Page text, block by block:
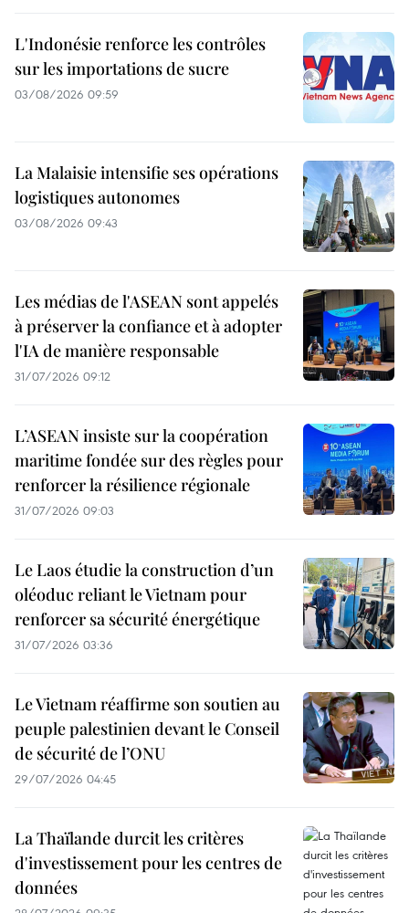
L'Indonésie renforce les contrôles
sur les importations de sucre
03/08/2026 09:59
La Malaisie intensifie ses opérations
logistiques autonomes
03/08/2026 09:43
Les médias de l'ASEAN sont appelés
à préserver la confiance et à adopter
l'IA de manière responsable
31/07/2026 09:12
L’ASEAN insiste sur la coopération
maritime fondée sur des règles pour
renforcer la résilience régionale
31/07/2026 09:03
Le Laos étudie la construction d’un
oléoduc reliant le Vietnam pour
renforcer sa sécurité énergétique
31/07/2026 03:36
Le Vietnam réaffirme son soutien au
peuple palestinien devant le Conseil
de sécurité de l’ONU
29/07/2026 04:45
La Thaïlande durcit les critères
d'investissement pour les centres de
données